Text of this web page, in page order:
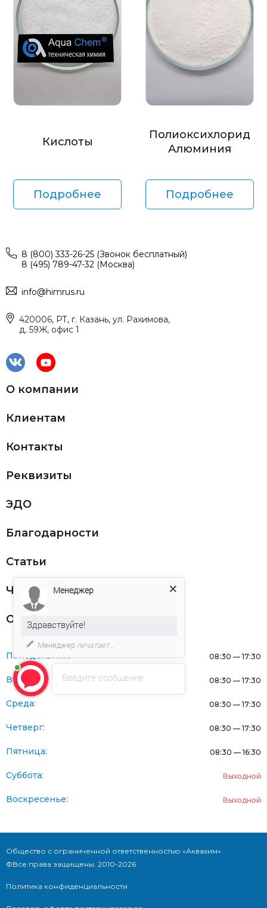
Кислоты
Подробнее
Полиоксихлорид
Алюминия
Подробнее
8 (800) 333-26-25 (Звонок бесплатный)
8 (495) 789-47-32 (Москва)
info@himrus.ru
420006, РТ, г. Казань, ул. Рахимова,
д. 59Ж, офис 1
О компании
Клиентам
Контакты
Реквизиты
ЭДО
Благодарности
Статьи
Частникам
Оферта
Понедельник: 08:30 — 17:30
Вторник: 08:30 — 17:30
Среда: 08:30 — 17:30
Четверг: 08:30 — 17:30
Пятница: 08:30 — 16:30
Суббота: Выходной
Воскресенье: Выходной
Общество с ограниченной ответственностью «Аквахим»
©Все права защищены. 2010-2026
Политика конфиденциальности
Введите сообщение
Менеджер
Здравствуйте!
Менеджер печатает...